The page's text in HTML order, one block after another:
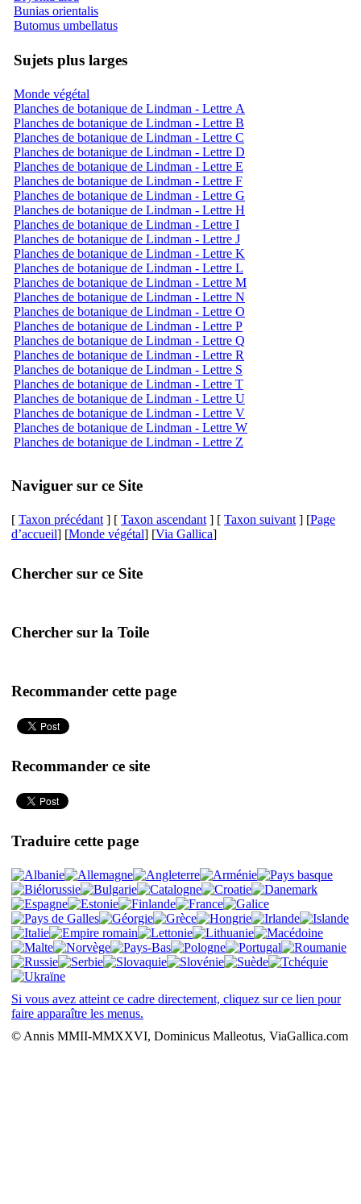
Bunias orientalis
Butomus umbellatus
Sujets plus larges
Monde végétal
Planches de botanique de Lindman - Lettre A
Planches de botanique de Lindman - Lettre B
Planches de botanique de Lindman - Lettre C
Planches de botanique de Lindman - Lettre D
Planches de botanique de Lindman - Lettre E
Planches de botanique de Lindman - Lettre F
Planches de botanique de Lindman - Lettre G
Planches de botanique de Lindman - Lettre H
Planches de botanique de Lindman - Lettre I
Planches de botanique de Lindman - Lettre J
Planches de botanique de Lindman - Lettre K
Planches de botanique de Lindman - Lettre L
Planches de botanique de Lindman - Lettre M
Planches de botanique de Lindman - Lettre N
Planches de botanique de Lindman - Lettre O
Planches de botanique de Lindman - Lettre P
Planches de botanique de Lindman - Lettre Q
Planches de botanique de Lindman - Lettre R
Planches de botanique de Lindman - Lettre S
Planches de botanique de Lindman - Lettre T
Planches de botanique de Lindman - Lettre U
Planches de botanique de Lindman - Lettre V
Planches de botanique de Lindman - Lettre W
Planches de botanique de Lindman - Lettre Z
Naviguer sur ce Site
[ Taxon précédant ] [ Taxon ascendant ] [ Taxon suivant ] [Page
d’accueil] [Monde végétal] [Via Gallica]
Chercher sur ce Site
Chercher sur la Toile
Recommander cette page
Recommander ce site
Traduire cette page
Si vous avez atteint ce cadre directement, cliquez sur ce lien pour
faire apparaître les menus.
© Annis MMII-MMXXVI, Dominicus Malleotus, ViaGallica.com